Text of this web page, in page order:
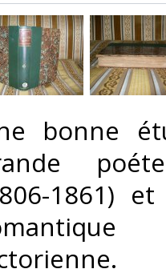
bonne
1861)